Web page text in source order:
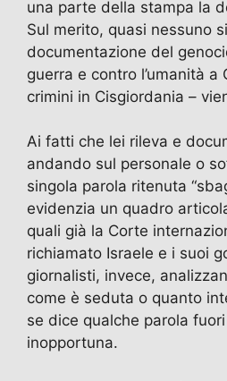
una parte della stampa la
Sul merito, quasi nessuno
documentazione del
guerra e contro l’umanità a
crimini in Cisgiordania –
Ai fatti che lei rileva e
andando sul personale o
singola parola ritenuta
evidenzia un quadro
quali già la Corte
richiamato Israele e i suoi
giornalisti, invece,
come è seduta o quanto
se dice qualche parola
inopportuna.